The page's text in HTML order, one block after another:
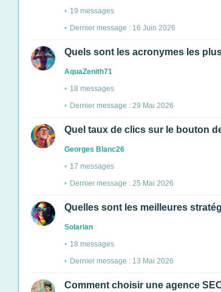
19 messages
Dernier message : 16 Juin 2026
Quels sont les acronymes les
AquaZenith71
18 messages
Dernier message : 29 Mai 2026
Quel taux de clics sur le bouton
Georges Blanc26
17 messages
Dernier message : 25 Mai 2026
Quelles sont les meilleures
Solarian
18 messages
Dernier message : 13 Mai 2026
Comment choisir une agence